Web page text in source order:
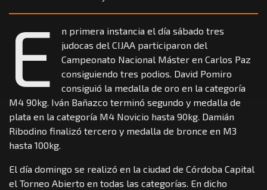
E
n primera instancia el día sábado tres
judocas del CIJAA participaron del
Campeonato Nacional Máster en Carlos Paz
consiguiendo tres podios. David Pomiro
consiguió la medalla de oro en la categoría
M4 90kg. Iván Bañazco terminó segundo y medalla de
plata en la categoría M4 Novicio hasta 90kg. Damián
Ribodino finalizó tercero y medalla de bronce en M3
hasta 100kg.
El día domingo se realizó en la ciudad de Córdoba Capital
el Torneo Abierto en todas las categorías. En dicho